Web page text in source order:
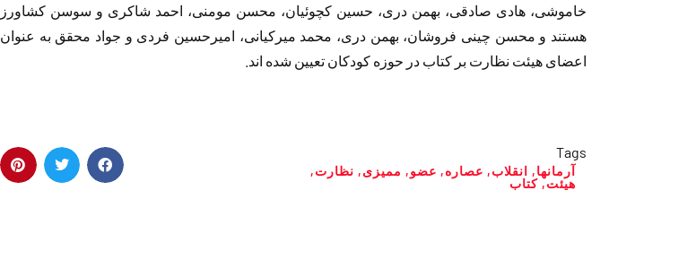
خاموشی، هادی صادقی، بهمن دری، حسین کچوئیان، محسن مومنی، احمد شاکری و سوسن کشاورز
هستند و محسن چینی فروشان، بهمن دری، محمد میرکیانی، امیرحسین فردی و جواد محقق به عنوان
اعضای هیئت نظارت بر کتاب در حوزه کودکان تعیین شده اند.
Tags
آرمانها, انقلاب, عصاره, عضو, ممیزی, نظارت,
هیئت, کتاب